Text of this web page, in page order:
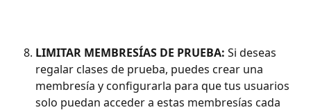
LIMITAR MEMBRESÍAS DE PRUEBA: Si deseas
regalar clases de prueba, puedes crear una
membresía y configurarla para que tus usuarios
solo puedan acceder a estas membresías cada